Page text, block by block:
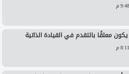
معلقًا بالتقدم في القيادة الذاتية